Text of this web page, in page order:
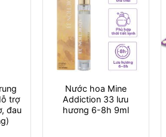
trợ
đau
Nước hoa Mine
Addiction 33 lưu
hương 6-8h 9ml